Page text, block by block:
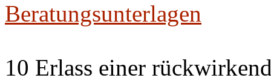
Beratungsunterlagen
10 Erlass einer